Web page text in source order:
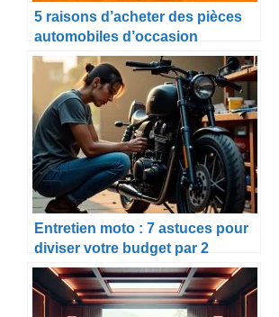
5 raisons d’acheter des pièces
automobiles d’occasion
Entretien moto : 7 astuces pour
diviser votre budget par 2